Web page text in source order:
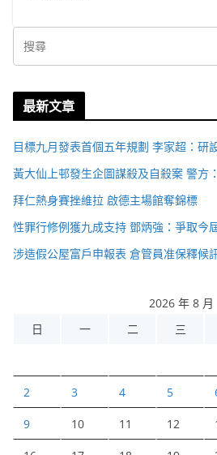
最新文章
目標九月發表首個五年規劃 李家超：研
黃大仙上邨發生企圖謀殺及自殺案 警方
拜仁熱身賽挫維拉 啟德主場館奪錦標
性罪行修例獲九成支持 鄧炳強：爭取今
涉造假公屋富戶申報表 倉管員准保釋候
2026 年 8 月
日
一 二 三
2 3 4 5
9 10 11 12